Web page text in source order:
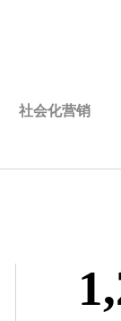
社会化营销